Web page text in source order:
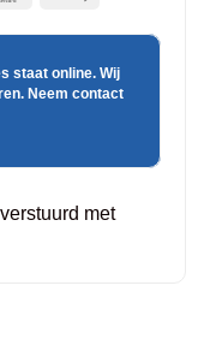
staat online. Wij
Neem contact
met